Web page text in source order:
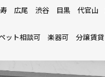
広尾 渋谷 目黒 代官山
ット相談可 楽器可 分譲賃貸